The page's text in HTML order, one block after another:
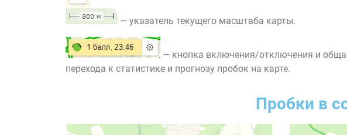
— указатель текущего масштаба карты.
— кнопка включения/отключения и
перехода к статистике и прогнозу пробок на карте.
Пробки в